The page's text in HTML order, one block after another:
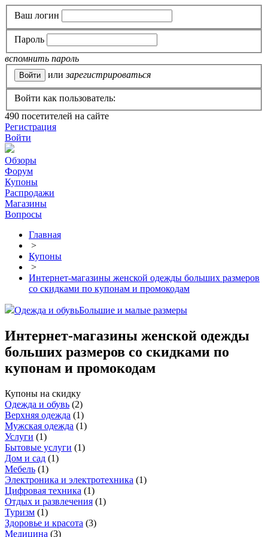
Ваш логин
Пароль
вспомнить пароль
или зарегистрироваться
Войти как пользователь:
490 посетителей на сайте
Регистрация
Войти
Обзоры
Форум
Купоны
Распродажи
Магазины
Вопросы
Главная
>
Купоны
>
Интернет-магазины женской одежды больших размеров
со скидками по купонам и промокодам
Одежда и обувьБольшие и малые размеры
Интернет-магазины женской одежды
больших размеров со скидками по
купонам и промокодам
Купоны на скидку
Одежда и обувь (2)
Верхняя одежда (1)
Мужская одежда (1)
Услуги (1)
Бытовые услуги (1)
Дом и сад (1)
Мебель (1)
Электроника и электротехника (1)
Цифровая техника (1)
Отдых и развлечения (1)
Туризм (1)
Здоровье и красота (3)
Медицина (3)